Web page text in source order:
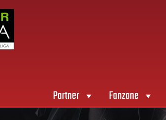
Partner Fanzone